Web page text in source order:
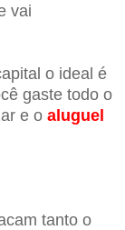
vai
o ideal é
gaste todo o
e o aluguel
tanto o